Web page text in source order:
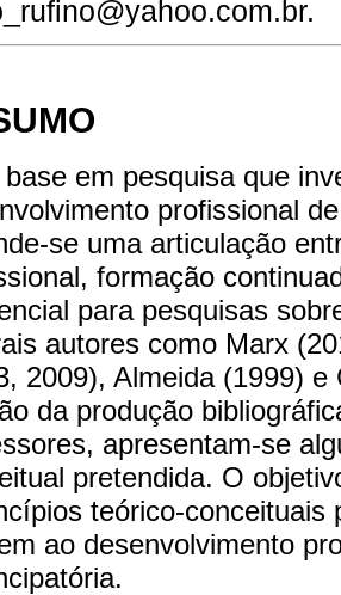
em pesquisa que
profissional
se uma articulação
formação
para pesquisas
autores como Marx
2009), Almeida (1999)
da produção
apresentam-se
pretendida. O
teórico-
ao desenvolvimento